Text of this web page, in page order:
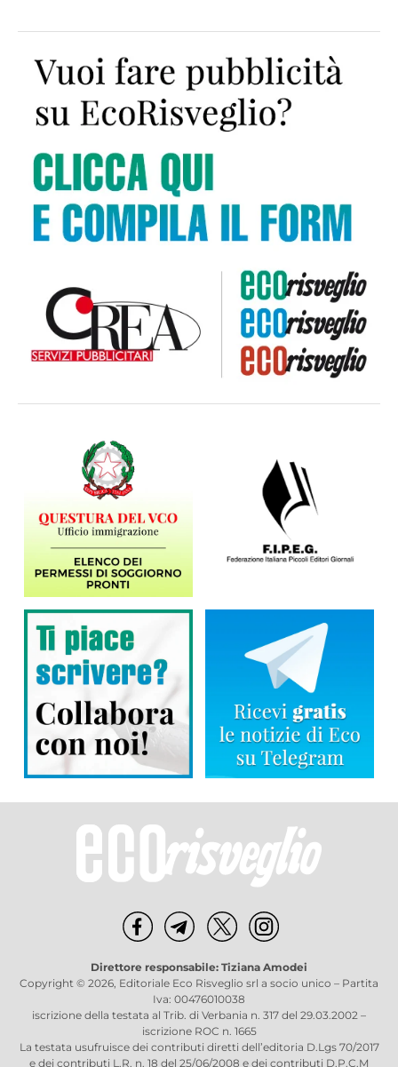
Direttore responsabile: Tiziana Amodei
Copyright © 2026, Editoriale Eco Risveglio srl a socio unico – Partita
Iva: 00476010038
iscrizione della testata al Trib. di Verbania n. 317 del 29.03.2002 –
iscrizione ROC n. 1665
La testata usufruisce dei contributi diretti dell’editoria D.Lgs 70/2017
e dei contributi L.R. n. 18 del 25/06/2008 e dei contributi D.P.C.M